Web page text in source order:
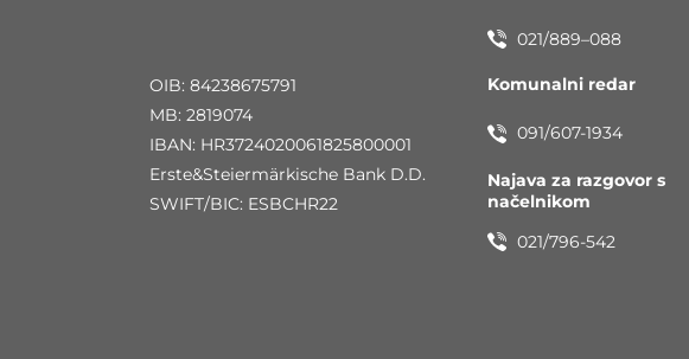
OIB: 84238675791
MB: 2819074
IBAN: HR3724020061825800001
Erste&Steiermärkische Bank D.D.
SWIFT/BIC: ESBCHR22
021/889–088
Komunalni redar
091/607-1934
Najava za razgovor s
načelnikom
021/796-542